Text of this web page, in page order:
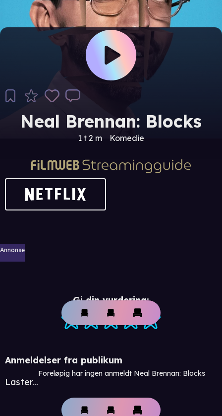
Neal Brennan: Blocks
1 t 2 m Komedie
Annonse
Gi din vurdering:
Anmeldelser fra publikum
Laster...
Foreløpig har ingen anmeldt Neal Brennan: Blocks